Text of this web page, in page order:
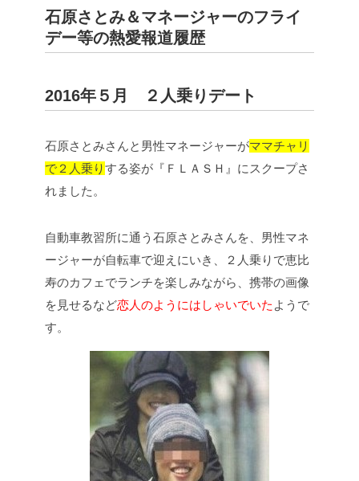
石原さとみ＆マネージャーのフライ
デー等の熱愛報道履歴
2016年５月 ２人乗りデート
石原さとみさんと男性マネージャーがママチャリ
で２人乗りする姿が『ＦＬＡＳＨ』にスクープさ
れました。
自動車教習所に通う石原さとみさんを、男性マネ
ージャーが自転車で迎えにいき、２人乗りで恵比
寿のカフェでランチを楽しみながら、携帯の画像
を見せるなど恋人のようにはしゃいでいた ようで
す。